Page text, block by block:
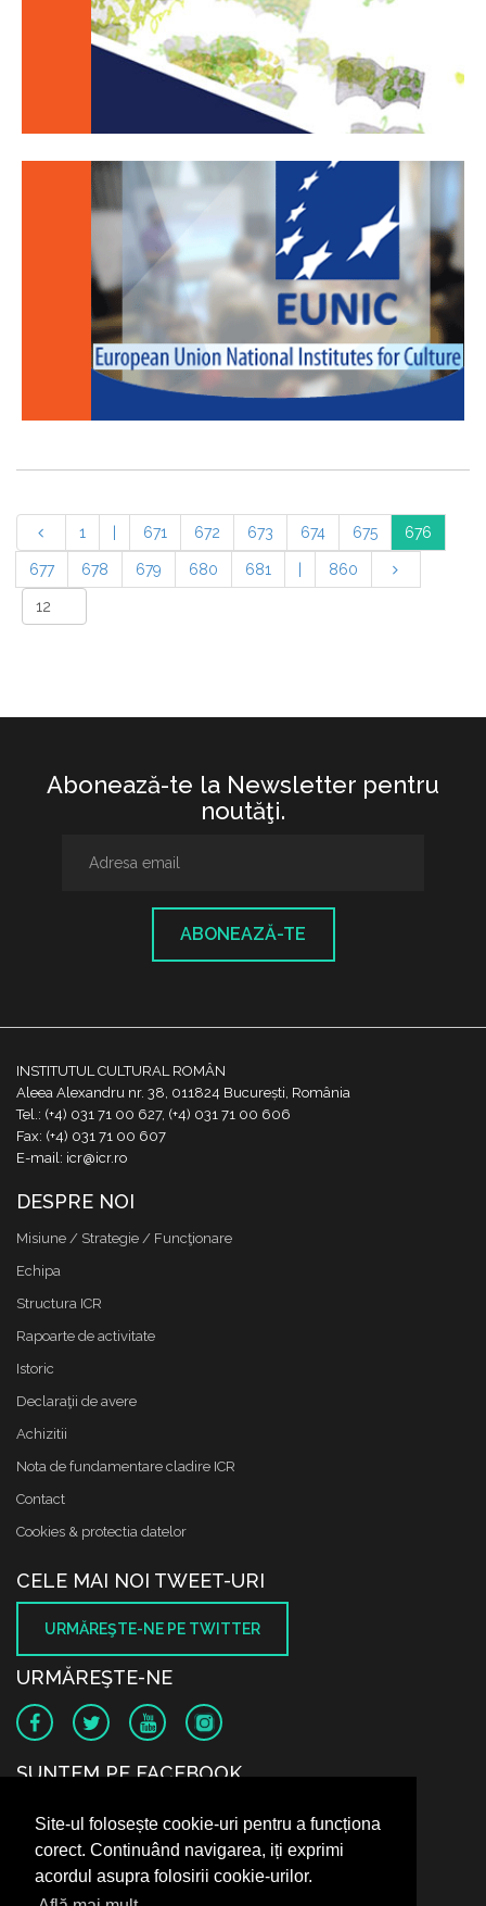
Site-ul folosește cookie-uri pentru a funcționa
corect. Continuând navigarea, iți exprimi
acordul asupra folosirii cookie-urilor.
1 671 672 673 674 675 676
677 678 679 680 681 860
Abonează-te la Newsletter pentru
noutăţi.
ABONEAZĂ-TE
INSTITUTUL CULTURAL ROMÂN
Aleea Alexandru nr. 38, 011824 București, România
Tel.: (+4) 031 71 00 627, (+4) 031 71 00 606
Fax: (+4) 031 71 00 607
E-mail: icr@icr.ro
DESPRE NOI
Misiune / Strategie / Funcţionare
Echipa
Structura ICR
Rapoarte de activitate
Istoric
Declaraţii de avere
Achizitii
Nota de fundamentare cladire ICR
Contact
Cookies & protectia datelor
CELE MAI NOI TWEET-URI
URMĂREŞTE-NE PE TWITTER
URMĂREŞTE-NE
SUNTEM PE FACEBOOK